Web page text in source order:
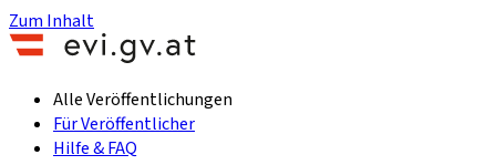
Zum Inhalt
Alle Veröffentlichungen
Für Veröffentlicher
Hilfe & FAQ